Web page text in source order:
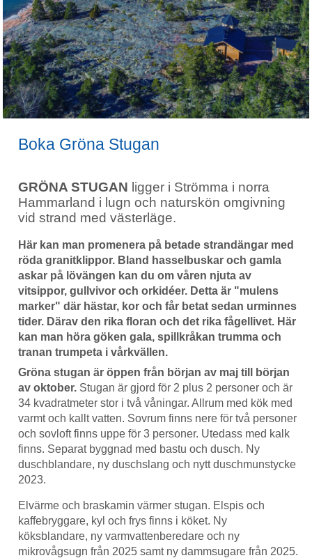
Boka Gröna Stugan
GRÖNA STUGAN ligger i Strömma i norra
Hammarland i lugn och naturskön omgivning
vid strand med västerläge.
Här kan man promenera på betade strandängar med
röda granitklippor. Bland hasselbuskar och gamla
askar på lövängen kan du om våren njuta av
vitsippor, gullvivor och orkidéer. Detta är "mulens
marker" där hästar, kor och får betat sedan urminnes
tider. Därav den rika floran och det rika fågellivet. Här
kan man höra göken gala, spillkråkan trumma och
tranan trumpeta i vårkvällen.
Gröna stugan är öppen från början av maj till början
av oktober. Stugan är gjord för 2 plus 2 personer och är
34 kvadratmeter stor i två våningar. Allrum med kök med
varmt och kallt vatten. Sovrum finns nere för två personer
och sovloft finns uppe för 3 personer. Utedass med kalk
finns. Separat byggnad med bastu och dusch. Ny
duschblandare, ny duschslang och nytt duschmunstycke
2023.
Elvärme och braskamin värmer stugan. Elspis och
kaffebryggare, kyl och frys finns i köket. Ny
köksblandare, ny varmvattenberedare och ny
mikrovågsugn från 2025 samt ny dammsugare från 2025.